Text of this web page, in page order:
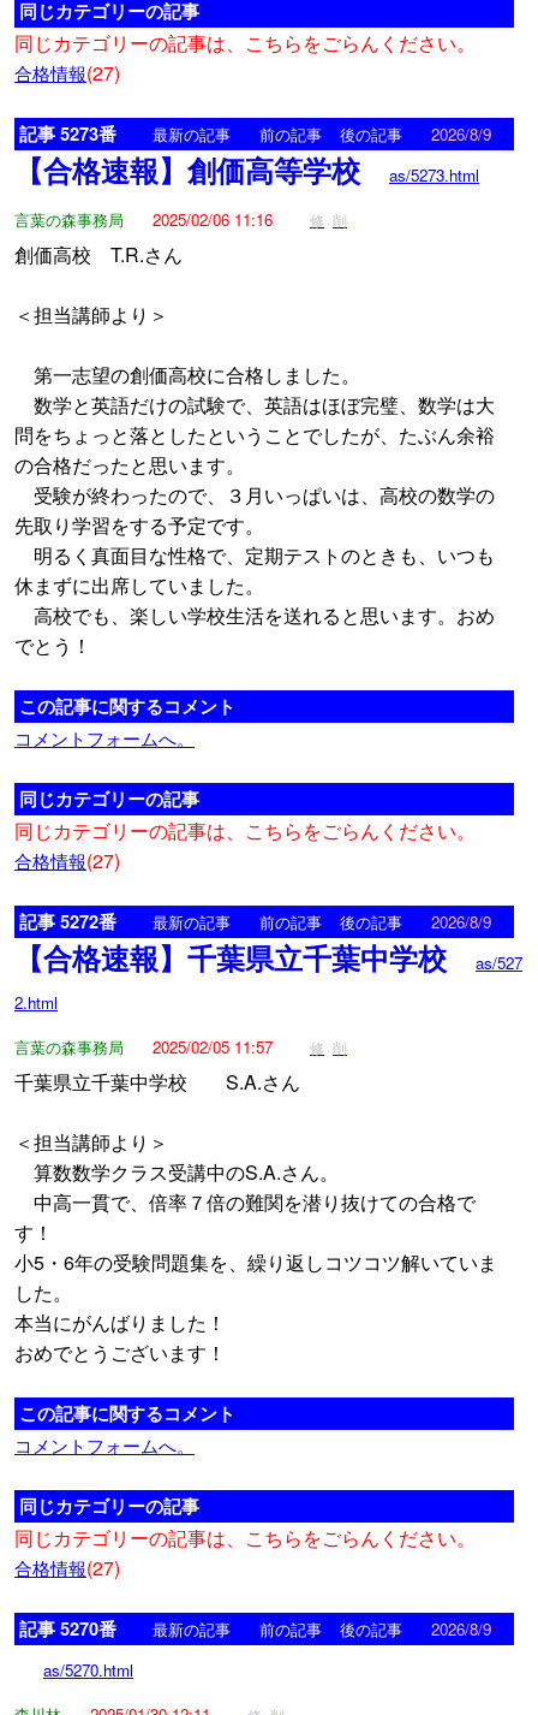
同じカテゴリーの記事
同じカテゴリーの記事は、こちらをごらんください。
合格情報(27)
記事 5273番 最新の記事 前の記事 後の記事 2026/8/9
【合格速報】創価高等学校
as/5273.html
言葉の森事務局
2025/02/06 11:16 修 削
創価高校 T.R.さん
＜担当講師より＞
第一志望の創価高校に合格しました。
数学と英語だけの試験で、英語はほぼ完璧、数学は大
問をちょっと落としたということでしたが、たぶん余裕
の合格だったと思います。
受験が終わったので、３月いっぱいは、高校の数学の
先取り学習をする予定です。
明るく真面目な性格で、定期テストのときも、いつも
休まずに出席していました。
高校でも、楽しい学校生活を送れると思います。おめ
でとう！
この記事に関するコメント
コメントフォームへ。
同じカテゴリーの記事
同じカテゴリーの記事は、こちらをごらんください。
合格情報(27)
記事 5272番 最新の記事 前の記事 後の記事 2026/8/9
【合格速報】千葉県立千葉中学校
as/527
2.html
言葉の森事務局
2025/02/05 11:57 修 削
千葉県立千葉中学校 S.A.さん
＜担当講師より＞
算数数学クラス受講中のS.A.さん。
中高一貫で、倍率７倍の難関を潜り抜けての合格で
す！
小5・6年の受験問題集を、繰り返しコツコツ解いていま
した。
本当にがんばりました！
おめでとうございます！
この記事に関するコメント
コメントフォームへ。
同じカテゴリーの記事
同じカテゴリーの記事は、こちらをごらんください。
合格情報(27)
記事 5270番 最新の記事 前の記事 後の記事
2026/8/9
as/5270.html